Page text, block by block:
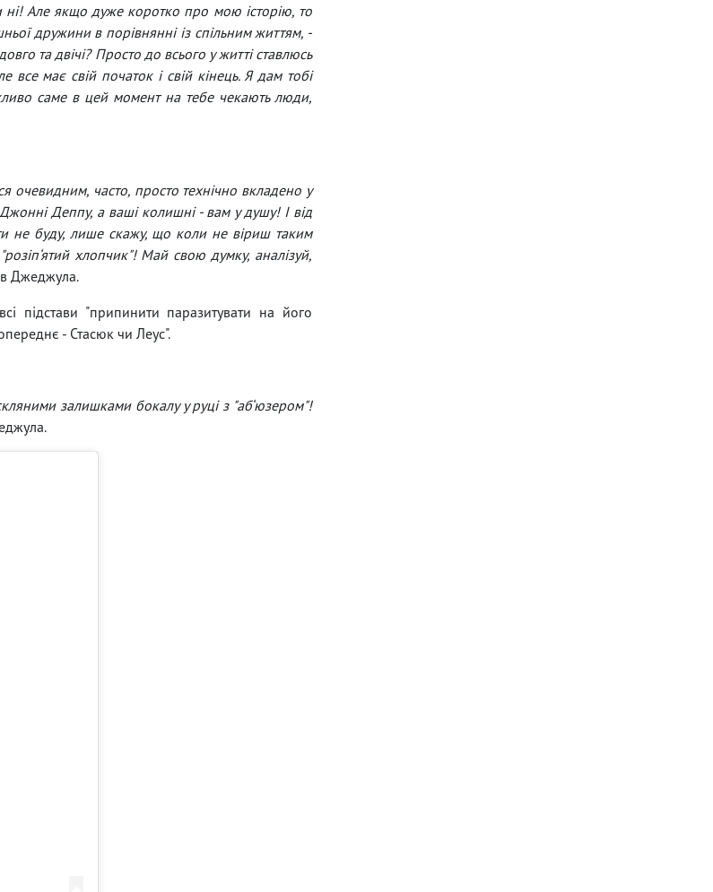
Але якщо дуже коротко про мою історію, то
дружини в порівнянні із спільним життям, -
та двічі? Просто до всього у житті ставлюсь
все має свій початок і свій кінець. Я дам тобі
саме в цей момент на тебе чекають люди,
очевидним, часто, просто технічно вкладено у
Деппу, а ваші колишні - вам у душу! І від
не буду, лише скажу, що коли не віриш таким
хлопчик"! Май свою думку, аналізуй,
Джеджула.
підстави "припинити паразитувати на його
- Стасюк чи Леус".
залишками бокалу у руці з "аб‘юзером"!